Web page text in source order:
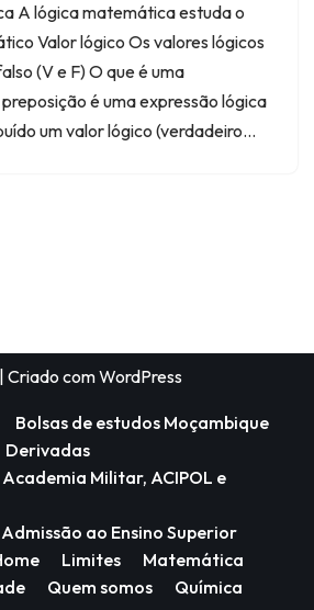
A lógica matemática estuda o
Valor lógico Os valores lógicos
(V e F) O que é uma
é uma expressão lógica
um valor lógico (verdadeiro…
Criado comWordPress
Bolsas de estudos Moçambique
Derivadas
Militar, ACIPOL e
ao Ensino Superior
Limites
Matemática
Quem somos Química